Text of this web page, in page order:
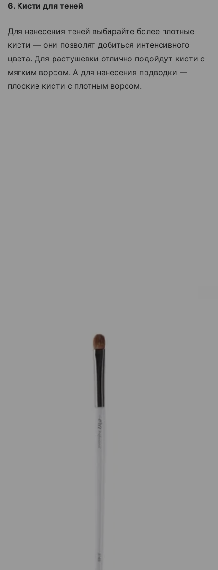
6. Кисти для теней
Для нанесения теней выбирайте более плотные
кисти — они позволят добиться интенсивного
цвета. Для растушевки отлично подойдут кисти с
мягким ворсом. А для нанесения подводки —
плоские кисти с плотным ворсом.